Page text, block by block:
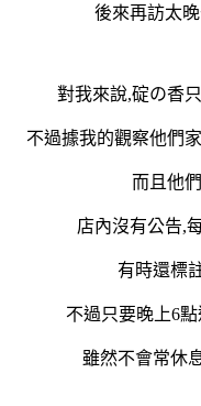
後來再訪太
對我來說,碇の香
不過據我的觀察他們
而且他
店內沒有公告,
有時還標
不過只要晚上6
雖然不會常休